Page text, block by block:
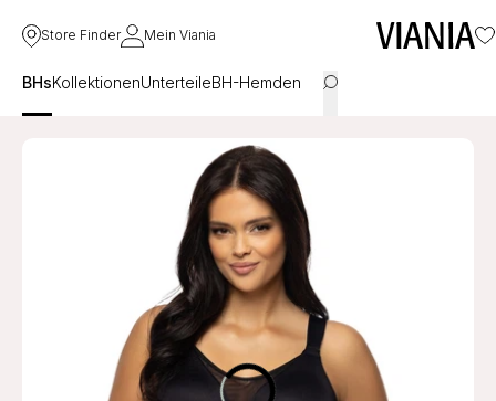
Store Finder Mein Viania
BHsKollektionenUnterteileBH-Hemden